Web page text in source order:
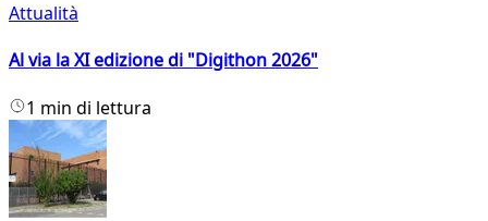
Attualità
Al via la XI edizione di "Digithon 2026"
1 min di lettura